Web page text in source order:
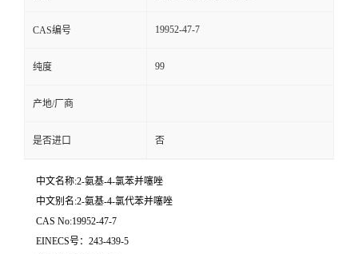
CAS编号 19952-47-7
纯度 99
产地/厂商
是否进口 否
中文名称:2-氨基-4-氯苯并噻唑
中文别名:2-氨基-4-氯代苯并噻唑
CAS No:19952-47-7
EINECS号：243-439-5